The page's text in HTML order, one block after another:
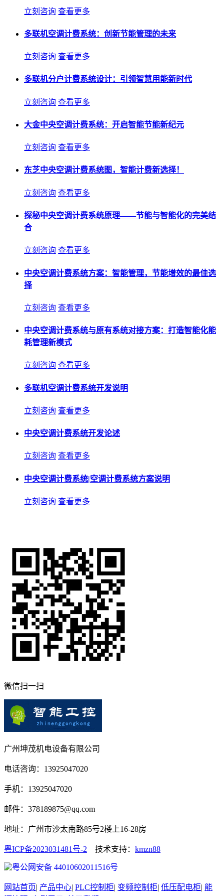
立刻咨询 查看更多
多联机空调计费系统：创新节能管理的未来
立刻咨询 查看更多
多联机分户计费系统设计：引领智慧用能新时代
立刻咨询 查看更多
大金中央空调计费系统：开启智能节能新纪元
立刻咨询 查看更多
东芝中央空调计费系统图，智能计费新选择！
立刻咨询 查看更多
探秘中央空调计费系统原理——节能与智能化的完美结
合
立刻咨询 查看更多
中央空调计费系统方案：智能管理，节能增效的最佳选
择
立刻咨询 查看更多
中央空调计费系统与原有系统对接方案：打造智能化能
耗管理新模式
立刻咨询 查看更多
多联机空调计费系统开发说明
立刻咨询 查看更多
中央空调计费系统开发论述
立刻咨询 查看更多
中央空调计费系统|空调计费系统方案说明
立刻咨询 查看更多
微信扫一扫
广州坤茂机电设备有限公司
电话咨询：13925047020
手机：13925047020
邮件：378189875@qq.com
地址：广州市沙太南路85号2楼上16-28房
粤ICP备2023031481号-2 技术支持： kmzn88
粤公网安备 44010602011516号
网站首页| 产品中心| PLC控制柜| 变频控制柜| 低压配电柜| 能